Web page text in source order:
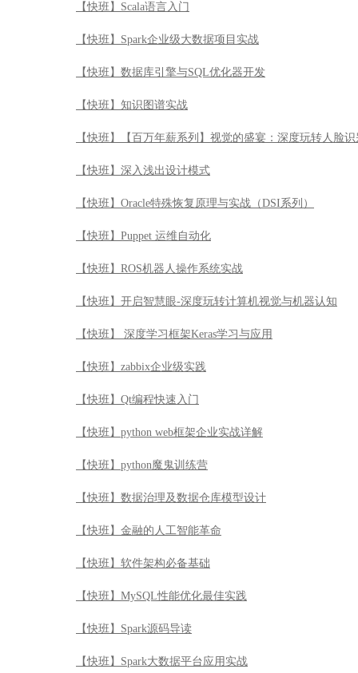
【快班】Scala语言入门
【快班】Spark企业级大数据项目实战
【快班】数据库引擎与SQL优化器开发
【快班】知识图谱实战
【快班】【百万年薪系列】视觉的盛宴：深度玩转人脸识
【快班】深入浅出设计模式
【快班】Oracle特殊恢复原理与实战（DSI系列）
【快班】Puppet 运维自动化
【快班】ROS机器人操作系统实战
【快班】开启智慧眼-深度玩转计算机视觉与机器认知
【快班】 深度学习框架Keras学习与应用
【快班】zabbix企业级实践
【快班】Qt编程快速入门
【快班】python web框架企业实战详解
【快班】python魔鬼训练营
【快班】数据治理及数据仓库模型设计
【快班】金融的人工智能革命
【快班】软件架构必备基础
【快班】MySQL性能优化最佳实践
【快班】Spark源码导读
【快班】Spark大数据平台应用实战